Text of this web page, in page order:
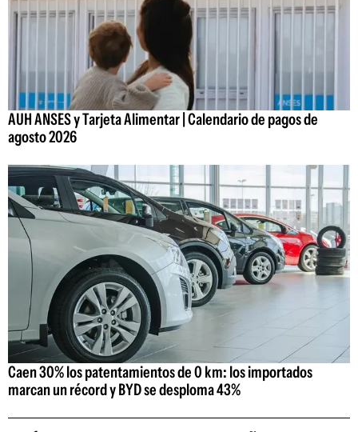
AUH ANSES y Tarjeta Alimentar | Calendario de pagos de
agosto 2026
Caen 30% los patentamientos de 0 km: los importados
marcan un récord y BYD se desploma 43%